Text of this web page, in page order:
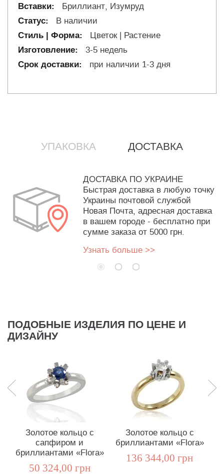
Бриллиант, Изумруд
В наличии
Цветок | Растение
3-5 недель
при наличии 1-3 дня
УПАКОВКА ДОСТАВКА
ДОСТАВКА ПО УКРАИНЕ
Быстрая доставка в любую точку
Украины почтовой службой
Новая Почта, адресная доставка
в вашем городе - бесплатно при
сумме заказа от 5000 грн.
Узнать больше >>
ПОДОБНЫЕ ИЗДЕЛИЯ ПО ЦЕНЕ И
ДИЗАЙНУ
Золотое кольцо с
сапфиром и
бриллиантами «Flora»
50 324,00 грн
Золотое кольцо с
бриллиантами «Flora»
136 344,00 грн